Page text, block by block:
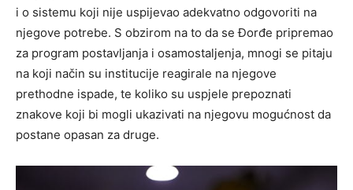
i o sistemu koji nije uspijevao adekvatno odgovoriti na
njegove potrebe. S obzirom na to da se Đorđe pripremao
za program postavljanja i osamostaljenja, mnogi se pitaju
na koji način su institucije reagirale na njegove
prethodne ispade, te koliko su uspjele prepoznati
znakove koji bi mogli ukazivati na njegovu mogućnost da
postane opasan za druge.